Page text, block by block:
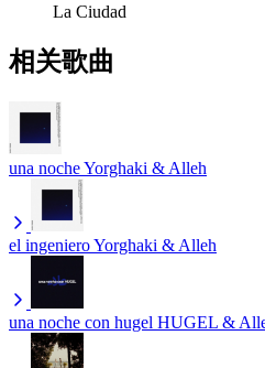
La Ciudad
相关歌曲
una nocheYorghaki & Alleh
el ingenieroYorghaki & Alleh
una noche con hugel HUGEL &